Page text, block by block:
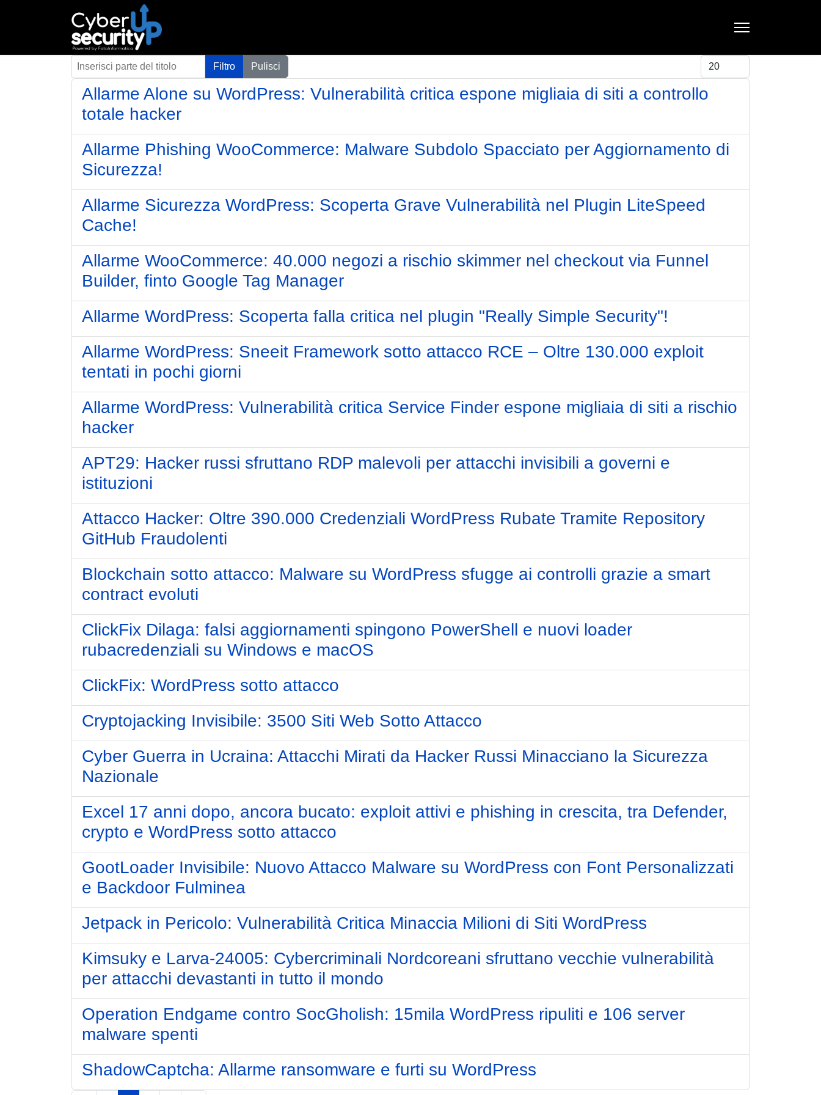
Inserisci parte del titolo Filtro Pulisci Visualizza #
Allarme Alone su WordPress: Vulnerabilità critica espone migliaia di siti a controllo
totale hacker
Allarme Phishing WooCommerce: Malware Subdolo Spacciato per Aggiornamento di
Sicurezza!
Allarme Sicurezza WordPress: Scoperta Grave Vulnerabilità nel Plugin LiteSpeed
Cache!
Allarme WooCommerce: 40.000 negozi a rischio skimmer nel checkout via Funnel
Builder, finto Google Tag Manager
Allarme WordPress: Scoperta falla critica nel plugin "Really Simple Security"!
Allarme WordPress: Sneeit Framework sotto attacco RCE – Oltre 130.000 exploit
tentati in pochi giorni
Allarme WordPress: Vulnerabilità critica Service Finder espone migliaia di siti a rischio
hacker
APT29: Hacker russi sfruttano RDP malevoli per attacchi invisibili a governi e
istituzioni
Attacco Hacker: Oltre 390.000 Credenziali WordPress Rubate Tramite Repository
GitHub Fraudolenti
Blockchain sotto attacco: Malware su WordPress sfugge ai controlli grazie a smart
contract evoluti
ClickFix Dilaga: falsi aggiornamenti spingono PowerShell e nuovi loader
rubacredenziali su Windows e macOS
ClickFix: WordPress sotto attacco
Cryptojacking Invisibile: 3500 Siti Web Sotto Attacco
Cyber Guerra in Ucraina: Attacchi Mirati da Hacker Russi Minacciano la Sicurezza
Nazionale
Excel 17 anni dopo, ancora bucato: exploit attivi e phishing in crescita, tra Defender,
crypto e WordPress sotto attacco
GootLoader Invisibile: Nuovo Attacco Malware su WordPress con Font Personalizzati
e Backdoor Fulminea
Jetpack in Pericolo: Vulnerabilità Critica Minaccia Milioni di Siti WordPress
Kimsuky e Larva-24005: Cybercriminali Nordcoreani sfruttano vecchie vulnerabilità
per attacchi devastanti in tutto il mondo
Operation Endgame contro SocGholish: 15mila WordPress ripuliti e 106 server
malware spenti
ShadowCaptcha: Allarme ransomware e furti su WordPress